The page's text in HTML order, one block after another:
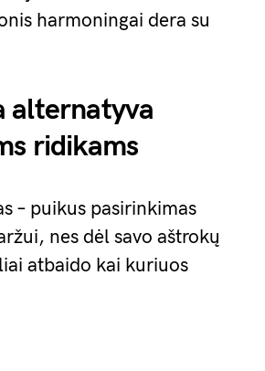
harmoningai dera su
alternatyva
ridikams
– puikus pasirinkimas
nes dėl savo aštrokų
atbaido kai kuriuos